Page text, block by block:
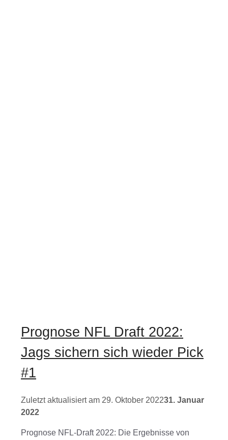
Prognose NFL Draft 2022:
Jags sichern sich wieder Pick
#1
29. Oktober 202231. Januar
2022
Prognose NFL-Draft 2022: Die Ergebnisse von